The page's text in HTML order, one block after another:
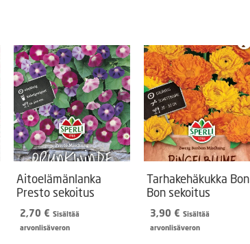
Aitoelämänlanka
Presto sekoitus
2,70 € Sisältää
arvonlisäveron
Tarhakehäkukka Bon
Bon sekoitus
3,90 € Sisältää
arvonlisäveron